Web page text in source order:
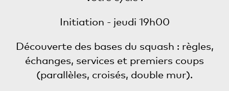
Initiation - jeudi 19h00
Découverte des bases du squash : règles,
échanges, services et premiers coups
(parallèles, croisés, double mur).